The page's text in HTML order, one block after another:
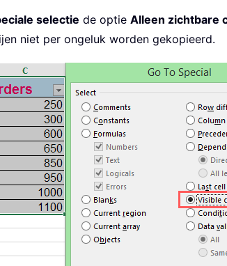
selectie de optie Alleen zichtbare
niet per ongeluk worden gekopieerd.